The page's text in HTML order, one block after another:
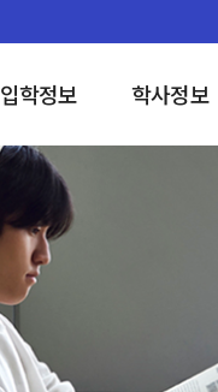
입학정보 학사정보